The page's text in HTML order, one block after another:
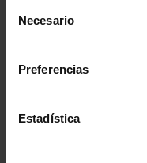
Necesario
Preferencias
Estadística